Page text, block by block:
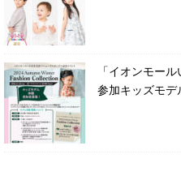
「イオンモー
参加キッズモデ